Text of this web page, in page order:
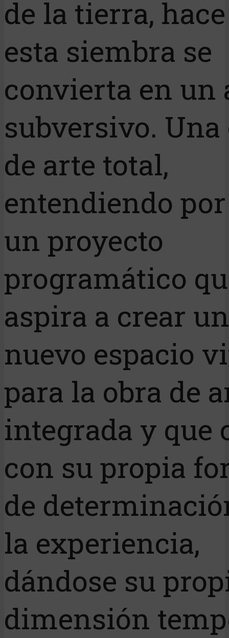
de la tierra,
esta siembra se
convierta en un
subversivo. Una
de arte total,
entendiendo
un proyecto
programático
aspira a crear un
nuevo espacio
para la obra de
integrada y que
con su propia
de
la experiencia,
dándose su
dimensión